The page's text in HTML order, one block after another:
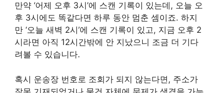
만약 ‘어제 오후 3시’에 스캔 기록이 있는데, 오늘 오
후 3시에도 똑같다면 하루 동안 멈춘 셈이죠. 하지
만 ‘오늘 새벽 2시’에 스캔 기록이 있고, 지금 오후 2
시라면 아직 12시간밖에 안 지났으니 조금 더 기다
려볼 수 있습니다.
혹시 운송장 번호로 조회가 되지 않는다면, 주소가